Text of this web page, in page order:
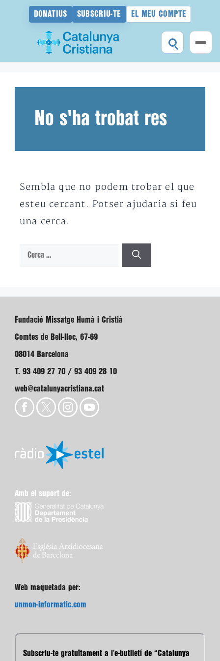
DONATIUS SUBSCRIU-TE EL MEU COMPTE
No s'ha trobat res
Sembla que no podem trobar el que
esteu cercant. Potser ajudaria si feu
una cerca.
Cerca:
Fundació Missatge Humà i Cristià
Comtes de Bell-lloc, 67-69
08014 Barcelona
T. 93 409 27 70 / 93 409 28 10
web@catalunyacristiana.cat
Amb el suport de:
Web maquetada per:
unmon-informatic.com
Subscriu-te gratuïtament a l’e-butlletí de “Catalunya